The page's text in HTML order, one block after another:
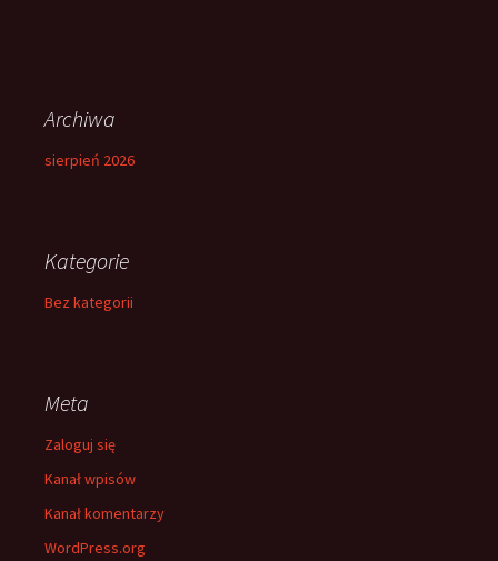
Archiwa
sierpień 2026
Kategorie
Bez kategorii
Meta
Zaloguj się
Kanał wpisów
Kanał komentarzy
WordPress.org